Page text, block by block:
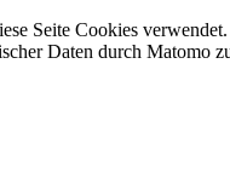
Seite Cookies
Daten durch Matomo